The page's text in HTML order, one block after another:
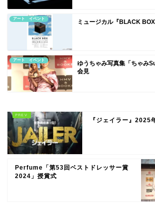
アート イベント ミュージカル『BLACK
アート イベント
ゆうちゃみ写真集「ちゃみ
会見
『ジェイラー』2025
Perfume「第53回ベストドレッサー賞
2024」授賞式